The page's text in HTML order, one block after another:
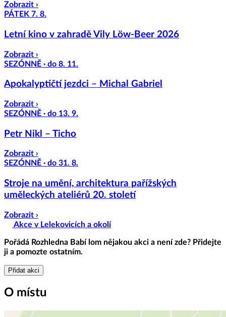
Zobrazit ›
PÁTEK 7. 8.
Letní kino v zahradě Vily Löw-Beer 2026
Zobrazit ›
SEZÓNNĚ · do 8. 11.
Apokalyptičtí jezdci – Michal Gabriel
Zobrazit ›
SEZÓNNĚ · do 13. 9.
Petr Nikl – Ticho
Zobrazit ›
SEZÓNNĚ · do 31. 8.
Stroje na umění, architektura pařížských
uměleckých ateliérů 20. století
Zobrazit ›
Akce v Lelekovicích a okolí
Pořádá Rozhledna Babí lom nějakou akci a není zde? Přidejte
ji a pomozte ostatním.
Přidat akci
O místu